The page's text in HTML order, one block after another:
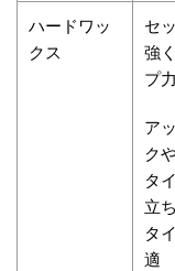
ハードワッ
クス
セ
強
プ
ア
ク
タ
立
タ
適